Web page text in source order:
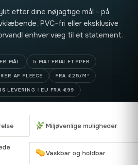
efter dine nøjagtige mål - på
PVC-fri eller eksklusive
enhver væg til et statement.
MÅL 5 MATERIALETYPER
AF FLEECE FRA €25/M²
LEVERING I EU FRA €99
Miljøvenlige muligheder
Vaskbar og holdbar